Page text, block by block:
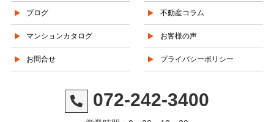
ブログ 不動産コラム
マンションカタログ お客様の声
お問合せ プライバシーポリシー
072-242-3400